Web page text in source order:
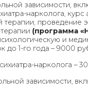
зависимости,
нарколога,
терапии, проведение
(программа
и
до 1-го года – 9000
нарколога –
зависимости,